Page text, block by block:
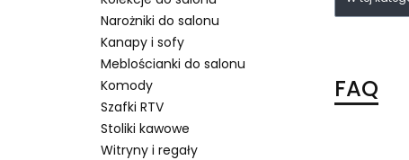
Narożniki do salonu
Kanapy i sofy
Meblościanki do salonu
Komody
Szafki RTV
Stoliki kawowe
Witryny i regały
FAQ